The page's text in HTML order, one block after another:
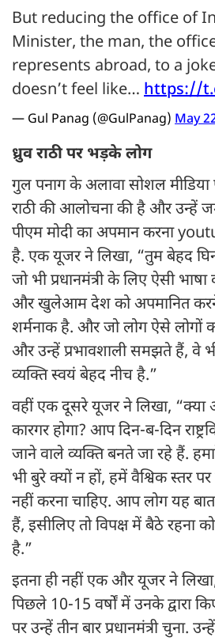
But reducing the office of
Minister, the man, the
represents abroad, to a
doesn’t feel like… https://
— Gul Panag (@GulPanag) May
ध्रुव राठी पर भड़के लोग
गुल पनाग के अलावा सोशल मीडिया
राठी की आलोचना की है और उन्हें
पीएम मोदी का अपमान करना
है. एक यूजर ने लिखा, “तुम बेहद
जो भी प्रधानमंत्री के लिए ऐसी
और खुलेआम देश को अपमानित करने
शर्मनाक है. और जो लोग ऐसे
और उन्हें प्रभावशाली समझते हैं, वे
व्यक्ति स्वयं बेहद नीच है.”
वहीं एक दूसरे यूजर ने लिखा,
कारगर होगा? आप दिन-ब-दिन
जाने वाले व्यक्ति बनते जा रहे हैं.
भी बुरे क्यों न हों, हमें वैश्विक स्तर
नहीं करना चाहिए. आप लोग यह
हैं, इसीलिए तो विपक्ष में बैठे रहना
है.”
इतना ही नहीं एक और यूजर ने
पिछले 10-15 वर्षों में उनके द्वारा
पर उन्हें तीन बार प्रधानमंत्री चुना.